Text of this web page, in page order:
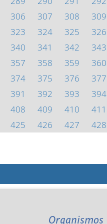
306 307 308
309
323 324 325
326
340 341 342
343
357 358 359
360
374 375 376
377
391 392 393
394
408 409 410
411
425 426 427
428
Organismos